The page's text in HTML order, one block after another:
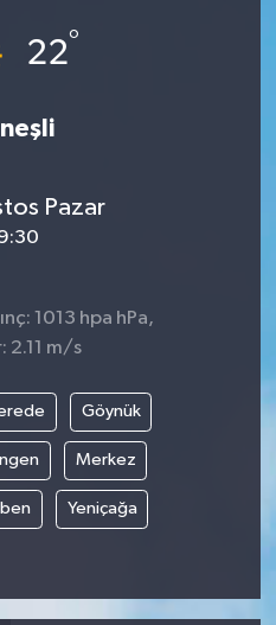
22°
Pazar
1013 hpa hPa,
2.11 m/s
Göynük
Merkez
Yeniçağa